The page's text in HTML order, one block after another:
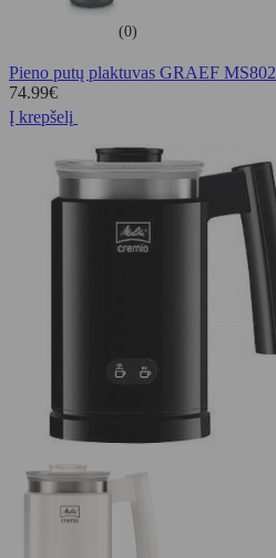
(0)
Pieno putų plaktuvas GRAEF MS802
74.99€
Į krepšelį